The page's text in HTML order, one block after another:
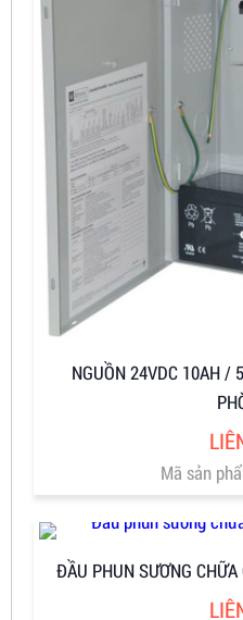
NGUỒN 24VDC 10AH /
Mã sản
ĐẦU PHUN SƯƠNG CHỮA